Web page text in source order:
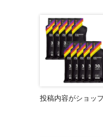
投稿内容がショッ